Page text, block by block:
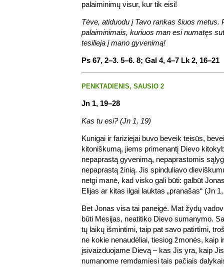
palaiminimų visur, kur tik eisi!
Tėve, atiduodu į Tavo rankas šiuos metus.
palaiminimais, kuriuos man esi numatęs
tesilieja į mano gyvenimą!
Ps 67, 2–3. 5–6. 8; Gal 4, 4–7 Lk 2, 16–21
PENKTADIENIS, SAUSIO 2
Jn 1, 19–28
Kas tu esi? (Jn 1, 19)
Kunigai ir fariziejai buvo beveik teisūs,
kitoniškumą, jiems primenantį Dievo
nepaprastą gyvenimą, nepaprastomis
nepaprastą žinią. Jis spinduliavo
netgi manė, kad visko gali būti: galbūt
Elijas ar kitas ilgai lauktas „pranašas“ (Jn
Bet Jonas visa tai paneigė. Mat žydų
būti Mesijas, neatitiko Dievo sumanymo.
tų laikų išmintimi, taip pat savo patirtimi,
ne kokie nenaudėliai, tiesiog žmonės, kaip
įsivaizduojame Dievą – kas Jis yra, kaip
numanome remdamiesi tais pačiais